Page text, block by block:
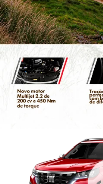
VISUALIZE O
VEÍCULO EM
360°